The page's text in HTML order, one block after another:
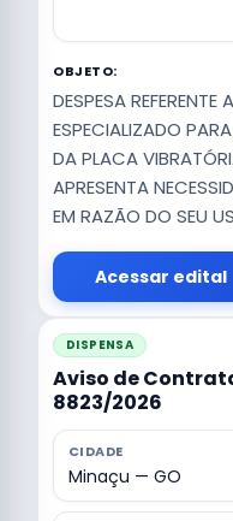
OBJETO:
DESPESA
ESPECIALIZADO
DA PLACA
APRESENTA
EM RAZÃO DO SEU
Acessar edital
DISPENSA
Aviso de
8823/2026
CIDADE
Minaçu — GO